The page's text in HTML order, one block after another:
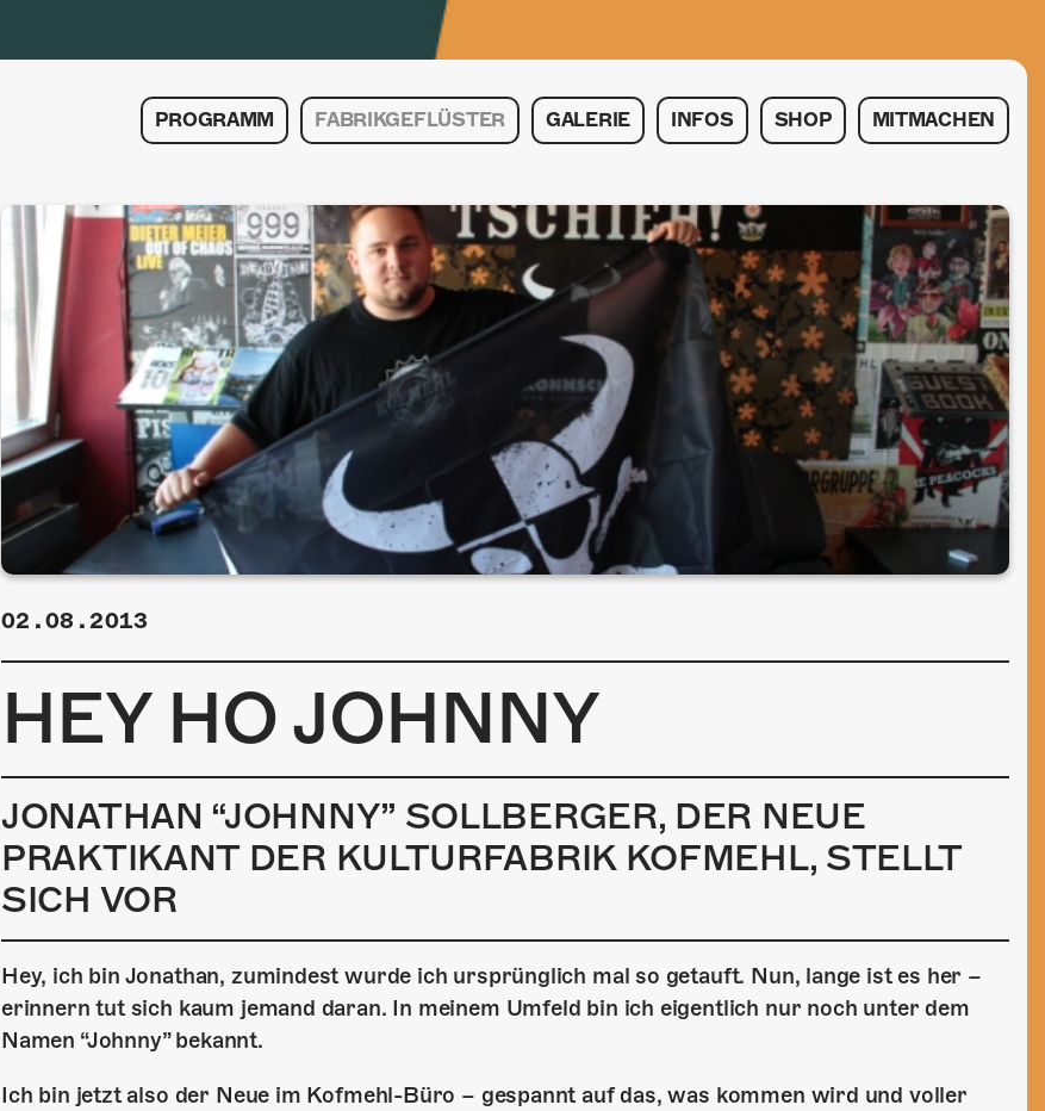
PROGRAMM FABRIKGEFLÜSTER GALERIE INFOS SHOP MITMACHEN
02.08.2013
HEY HO JOHNNY
JONATHAN “JOHNNY” SOLLBERGER, DER NEUE
PRAKTIKANT DER KULTURFABRIK KOFMEHL, STELLT
SICH VOR
Hey, ich bin Jonathan, zumindest wurde ich ursprünglich mal so getauft. Nun, lange ist es her –
erinnern tut sich kaum jemand daran. In meinem Umfeld bin ich eigentlich nur noch unter dem
Namen “Johnny” bekannt.
Ich bin jetzt also der Neue im Kofmehl-Büro – gespannt auf das, was kommen wird und voller